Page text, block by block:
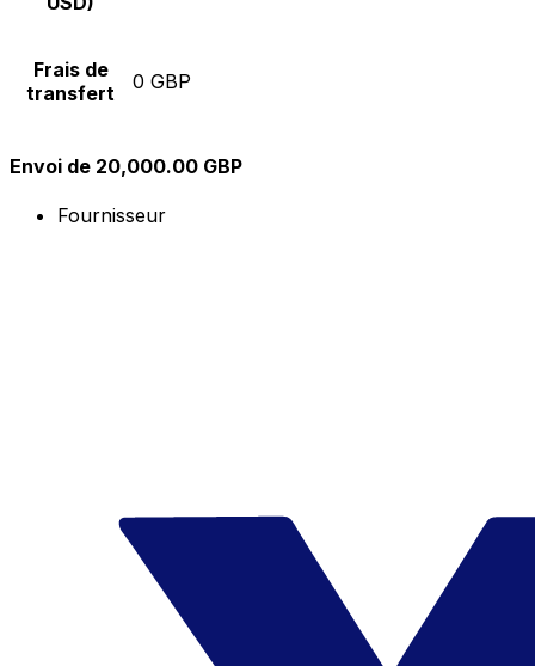
Frais de
transfert
0 GBP
Envoi de 20,000.00 GBP
Fournisseur